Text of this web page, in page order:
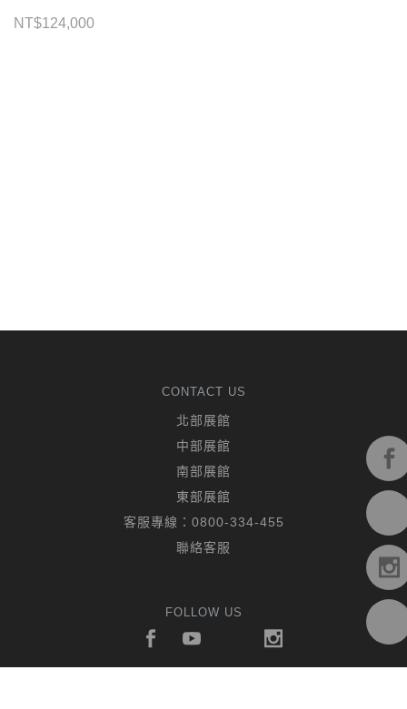
NT$124,000
CONTACT US
北部展館
中部展館
南部展館
東部展館
客服專線： 0800-334-455
聯絡客服
FOLLOW US